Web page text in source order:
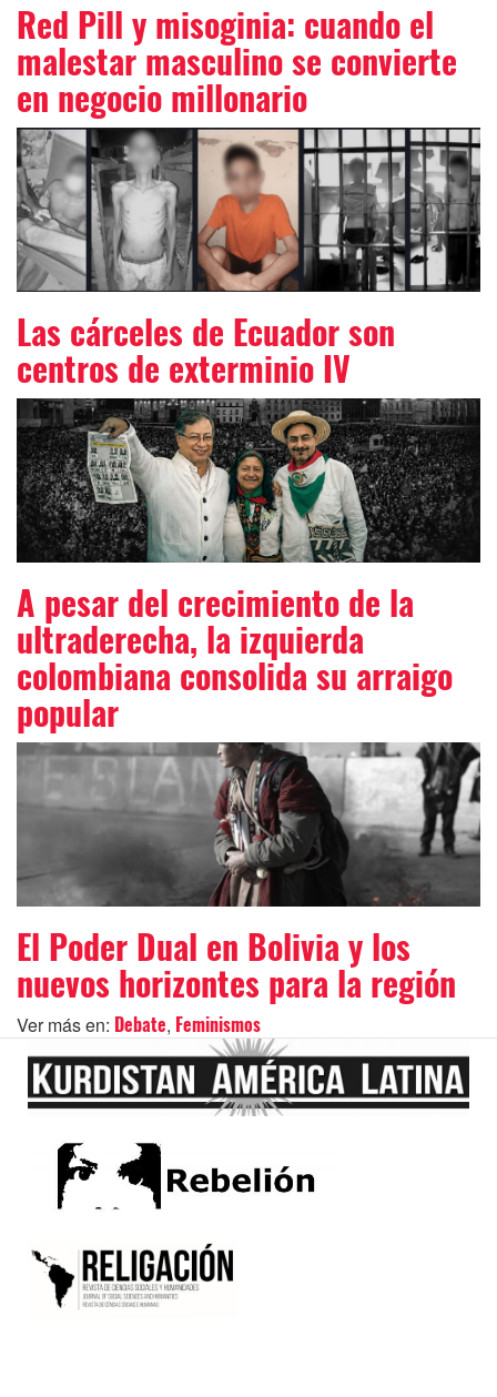
Red Pill y misoginia: cuando el
malestar masculino se convierte
en negocio millonario
Las cárceles de Ecuador son
centros de exterminio IV
A pesar del crecimiento de la
ultraderecha, la izquierda
colombiana consolida su arraigo
popular
El Poder Dual en Bolivia y los
nuevos horizontes para la región
Ver más en: Debate, Feminismos